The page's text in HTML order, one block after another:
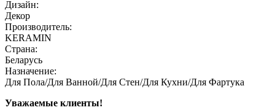
Дизайн:
Декор
Производитель:
KERAMIN
Страна:
Беларусь
Назначение:
Для Пола/Для Ванной/Для Стен/Для Кухни/Для Фартука
Уважаемые клиенты!